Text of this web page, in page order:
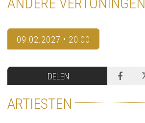
09.02.2027 • 20:00
DELEN
ARTIESTEN